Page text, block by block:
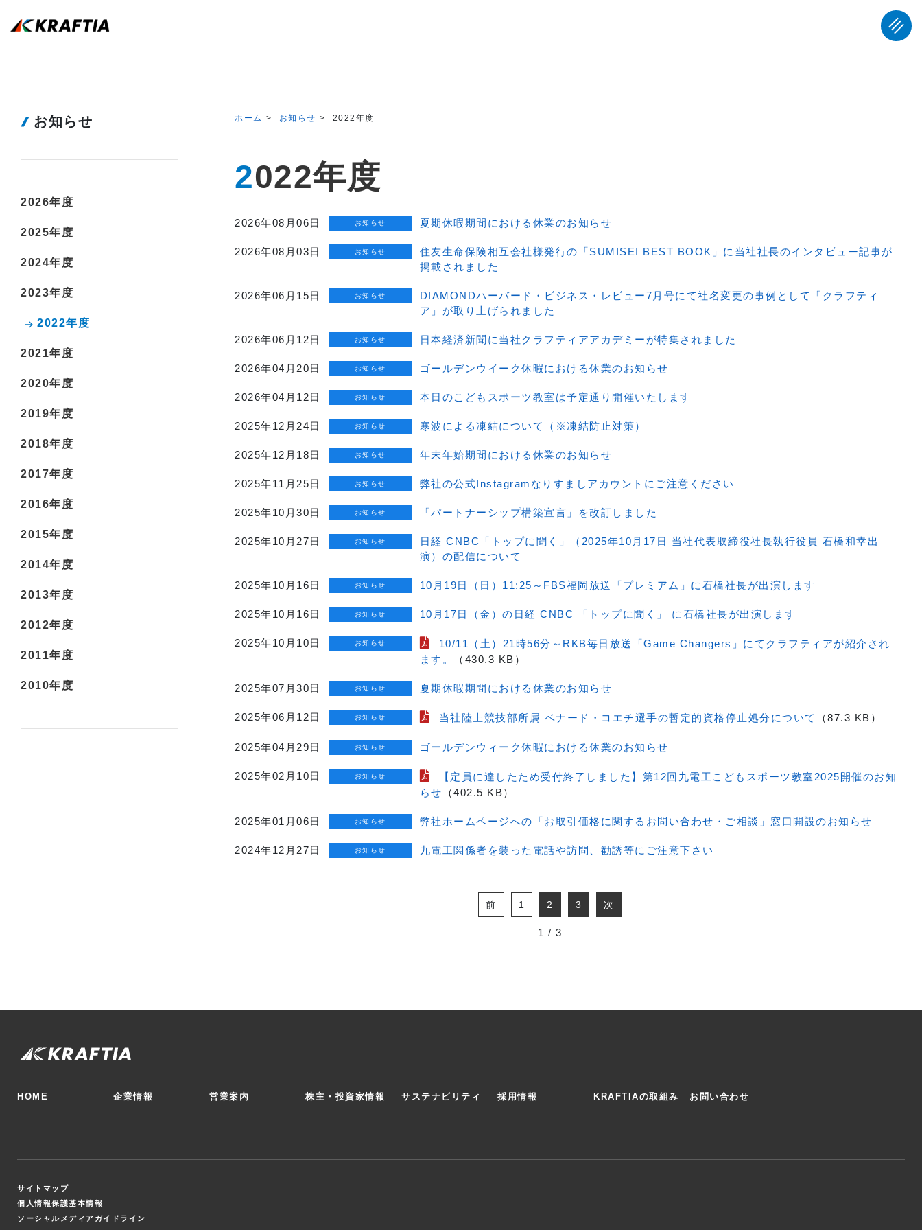
ホーム お知らせ 2022年度
2022年度
2026年08月06日 お知らせ 夏期休暇期間における休業のお知らせ
2026年08月03日 お知らせ
住友生命保険相互会社様発行の「SUMISEI BEST BOOK」に当社社長のインタビュー記事が
掲載されました
2026年06月15日 お知らせ
DIAMONDハーバード・ビジネス・レビュー7月号にて社名変更の事例として「クラフティ
ア」が取り上げられました
2026年06月12日 お知らせ 日本経済新聞に当社クラフティアアカデミーが特集されました
2026年04月20日 お知らせ ゴールデンウイーク休暇における休業のお知らせ
2026年04月12日 お知らせ 本日のこどもスポーツ教室は予定通り開催いたします
2025年12月24日 お知らせ 寒波による凍結について（※凍結防止対策）
2025年12月18日 お知らせ 年末年始期間における休業のお知らせ
2025年11月25日 お知らせ 弊社の公式Instagramなりすましアカウントにご注意ください
2025年10月30日 お知らせ 「パートナーシップ構築宣言」を改訂しました
2025年10月27日 お知らせ
日経 CNBC「トップに聞く」（2025年10月17日 当社代表取締役社長執行役員 石橋和幸出
演）の配信について
2025年10月16日 お知らせ 10月19日（日）11:25～FBS福岡放送「プレミアム」に石橋社長が出演します
2025年10月16日 お知らせ 10月17日（金）の日経 CNBC 「トップに聞く」 に石橋社長が出演します
2025年10月10日 お知らせ
10/11（土）21時56分～RKB毎日放送「Game Changers」にてクラフティアが紹介され
ます。
（430.3 KB）
2025年07月30日 お知らせ 夏期休暇期間における休業のお知らせ
2025年06月12日 お知らせ 当社陸上競技部所属 ベナード・コエチ選手の暫定的資格停止処分について （87.3 KB）
2025年04月29日 お知らせ ゴールデンウィーク休暇における休業のお知らせ
2025年02月10日 お知らせ
【定員に達したため受付終了しました】第12回九電工こどもスポーツ教室2025開催のお知
らせ （402.5 KB）
2025年01月06日 お知らせ 弊社ホームページへの「お取引価格に関するお問い合わせ・ご相談」窓口開設のお知らせ
2024年12月27日 お知らせ 九電工関係者を装った電話や訪問、勧誘等にご注意下さい
前 1 2 3 次
1 / 3
お知らせ
2026年度
2025年度
2024年度
2023年度
2022年度
2021年度
2020年度
2019年度
2018年度
2017年度
2016年度
2015年度
2014年度
2013年度
2012年度
2011年度
2010年度
HOME 企業情報 営業案内 株主・投資家情報 サステナビリティ 採用情報 KRAFTIAの取組み お問い合わせ
サイトマップ
個人情報保護基本情報
ソーシャルメディアガイドライン